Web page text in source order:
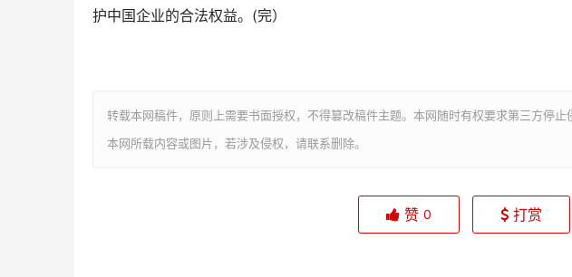
护中国企业的合法权益。(完）
转载本网稿件，原则上需要书面授权，不得篡改稿件主题。本网随时有权要求第三方停止
本网所载内容或图片，若涉及侵权，请联系删除。
赞 0 打赏